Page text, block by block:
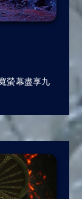
螢幕盡享九